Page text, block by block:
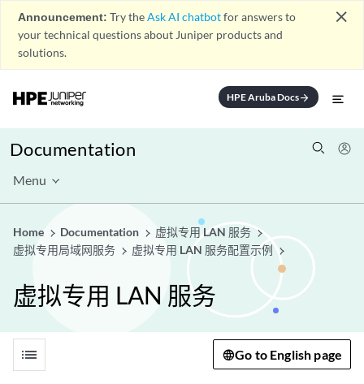
Announcement: Try theAsk AI chatbotfor answers to
your technical questions about Juniper products and
solutions.
close
HPE Aruba Docsarrow_forward
Documentation
Menu
Home Documentation
虚拟专用 LAN 服务
虚拟专用局域网服务
虚拟专用 LAN 服务配置示例
虚拟专用 LAN 服务
list Go to English page